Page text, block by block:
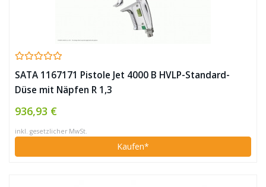
SATA 1167171 Pistole Jet 4000 B HVLP-Standard-
Düse mit Näpfen R 1,3
936,93 €
inkl. gesetzlicher MwSt.
Kaufen*